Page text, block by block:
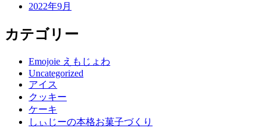
2022年9月
カテゴリー
Emojoie えもじょわ
Uncategorized
アイス
クッキー
ケーキ
しぃじーの本格お菓子づくり